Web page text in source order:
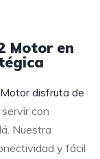
Motor en
disfruta de
con
Nuestra
y fácil